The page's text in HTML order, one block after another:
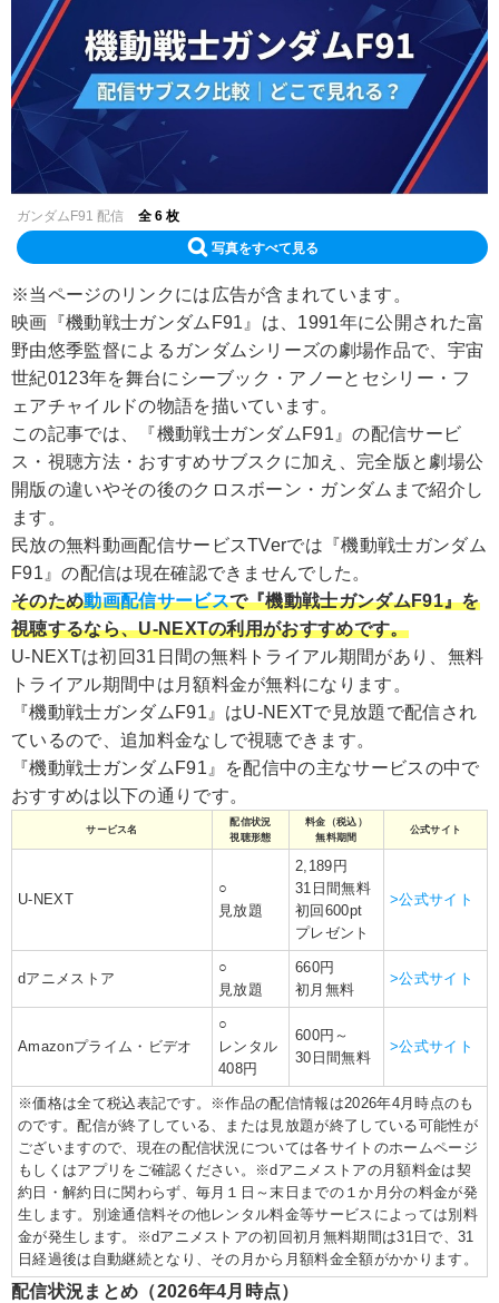
ガンダムF91 配信 全 6 枚
写真をすべて見る
※当ページのリンクには広告が含まれています。
映画『機動戦士ガンダムF91』は、1991年に公開された富
野由悠季監督によるガンダムシリーズの劇場作品で、宇宙
世紀0123年を舞台にシーブック・アノーとセシリー・フ
ェアチャイルドの物語を描いています。
この記事では、『機動戦士ガンダムF91』の配信サービ
ス・視聴方法・おすすめサブスクに加え、完全版と劇場公
開版の違いやその後のクロスボーン・ガンダムまで紹介し
ます。
民放の無料動画配信サービスTVerでは『機動戦士ガンダム
F91』の配信は現在確認できませんでした。
そのため動画配信サービスで『機動戦士ガンダムF91』を
視聴するなら、U-NEXTの利用がおすすめです。
U-NEXTは初回31日間の無料トライアル期間があり、無料
トライアル期間中は月額料金が無料になります。
『機動戦士ガンダムF91』はU-NEXTで見放題で配信され
ているので、追加料金なしで視聴できます。
『機動戦士ガンダムF91』を配信中の主なサービスの中で
おすすめは以下の通りです。
サービス名
配信状況
視聴形態
料金（税込）
無料期間
公式サイト
U-NEXT
○
見放題
2,189円
31日間無料
初回600pt
プレゼント
>公式サイト
dアニメストア
○
見放題
660円
初月無料
>公式サイト
Amazonプライム・ビデオ
○
レンタル
408円
600円～
30日間無料
>公式サイト
※価格は全て税込表記です。※作品の配信情報は2026年4月時点のも
のです。配信が終了している、または見放題が終了している可能性が
ございますので、現在の配信状況については各サイトのホームページ
もしくはアプリをご確認ください。※dアニメストアの月額料金は契
約日・解約日に関わらず、毎月１日～末日までの１か月分の料金が発
生します。別途通信料その他レンタル料金等サービスによっては別料
金が発生します。※dアニメストアの初回初月無料期間は31日で、31
日経過後は自動継続となり、その月から月額料金全額がかかります。
配信状況まとめ（2026年4月時点）